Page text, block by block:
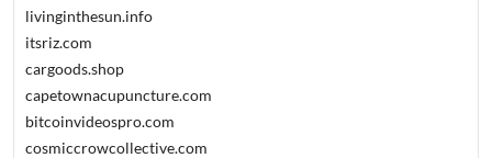
livinginthesun.info
itsriz.com
cargoods.shop
capetownacupuncture.com
bitcoinvideospro.com
cosmiccrowcollective.com